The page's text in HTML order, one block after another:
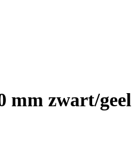
mm zwart/geel